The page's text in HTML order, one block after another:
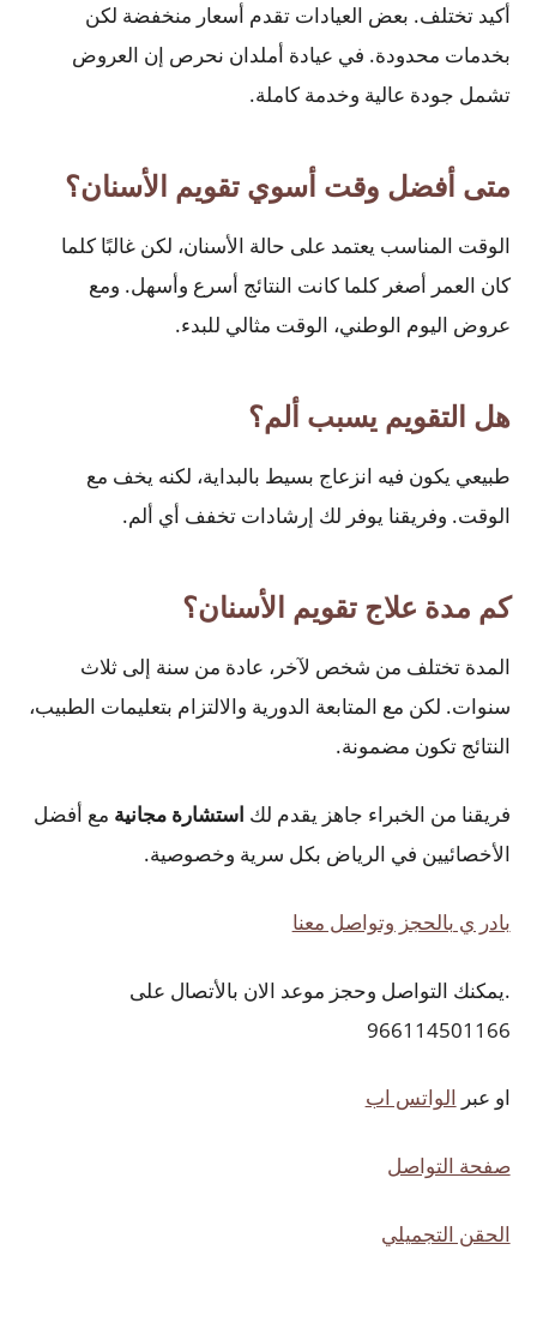
أكيد تختلف. بعض العيادات تقدم أسعار منخفضة لكن
بخدمات محدودة. في عيادة أملدان نحرص إن العروض
تشمل جودة عالية وخدمة كاملة.
متى أفضل وقت أسوي تقويم الأسنان؟
الوقت المناسب يعتمد على حالة الأسنان، لكن غالبًا كلما
كان العمر أصغر كلما كانت النتائج أسرع وأسهل. ومع
عروض اليوم الوطني، الوقت مثالي للبدء.
هل التقويم يسبب ألم؟
طبيعي يكون فيه انزعاج بسيط بالبداية، لكنه يخف مع
الوقت. وفريقنا يوفر لك إرشادات تخفف أي ألم.
كم مدة علاج تقويم الأسنان؟
المدة تختلف من شخص لآخر، عادة من سنة إلى ثلاث
سنوات. لكن مع المتابعة الدورية والالتزام بتعليمات الطبيب،
النتائج تكون مضمونة.
فريقنا من الخبراء جاهز يقدم لك استشارة مجانية مع أفضل
الأخصائيين في الرياض بكل سرية وخصوصية.
بادر ي بالحجز وتواصل معنا
.يمكنك التواصل وحجز موعد الان بالأتصال على
966114501166
او عبر الواتس اب
صفحة التواصل
الحقن التجميلي